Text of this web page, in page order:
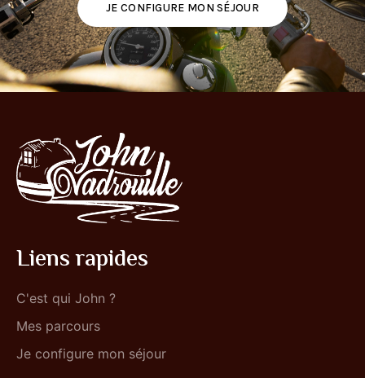
JE CONFIGURE MON SÉJOUR
Liens rapides
C'est qui John ?
Mes parcours
Je configure mon séjour